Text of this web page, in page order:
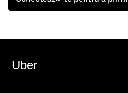
Uber